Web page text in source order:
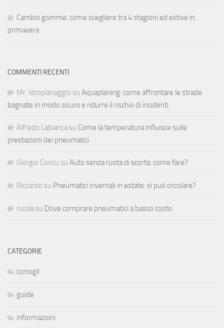
Cambio gomme: come scegliere tra 4 stagioni ed estive in
primavera
COMMENTI RECENTI
Mr. Idroplanaggio su Aquaplaning: come affrontare le strade
bagnate in modo sicuro e ridurre il rischio di incidenti
Alfredo Labianca su Come la temperatura influisce sulle
prestazioni dei pneumatici
Giorgio Concu su Auto senza ruota di scorta: come fare?
Riccardo su Pneumatici invernali in estate: si può circolare?
nicola su Dove comprare pneumatici a basso costo
CATEGORIE
consigli
guide
informazioni